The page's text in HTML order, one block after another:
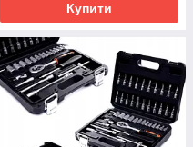
Купити